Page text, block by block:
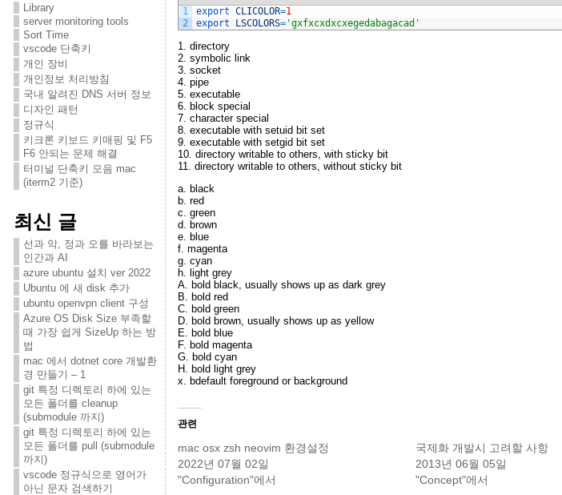
Library
server monitoring tools
Sort Time
vscode 단축키
개인 장비
개인정보 처리방침
국내 알려진 DNS 서버 정보
디자인 패턴
정규식
키크론 키보드 키매핑 및 F5
F6 안되는 문제 해결
터미널 단축키 모음 mac
(iterm2 기준)
최신 글
선과 악, 정과 오를 바라보는
인간과 AI
azure ubuntu 설치 ver 2022
Ubuntu 에 새 disk 추가
ubuntu openvpn client 구성
Azure OS Disk Size 부족할
때 가장 쉽게 SizeUp 하는 방
법
mac 에서 dotnet core 개발환
경 만들기 – 1
git 특정 디렉토리 하에 있는
모든 폴더를 cleanup
(submodule 까지)
git 특정 디렉토리 하에 있는
모든 폴더를 pull (submodule
까지)
vscode 정규식으로 영어가
아닌 문자 검색하기
1
2
export CLICOLOR=1
export LSCOLORS='gxfxcxdxcxegedabagacad'
1. directory
2. symbolic link
3. socket
4. pipe
5. executable
6. block special
7. character special
8. executable with setuid bit set
9. executable with setgid bit set
10. directory writable to others, with sticky bit
11. directory writable to others, without sticky bit
a. black
b. red
c. green
d. brown
e. blue
f. magenta
g. cyan
h. light grey
A. bold black, usually shows up as dark grey
B. bold red
C. bold green
D. bold brown, usually shows up as yellow
E. bold blue
F. bold magenta
G. bold cyan
H. bold light grey
x. bdefault foreground or background
관련
mac osx zsh neovim 환경설정
2022년 07월 02일
"Configuration"에서
국제화 개발시 고려할 사항
2013년 06월 05일
"Concept"에서